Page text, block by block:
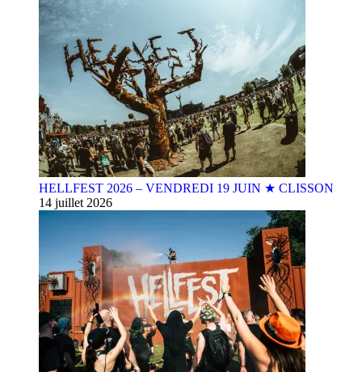
HELLFEST 2026 – VENDREDI 19 JUIN ★ CLISSON
14 juillet 2026